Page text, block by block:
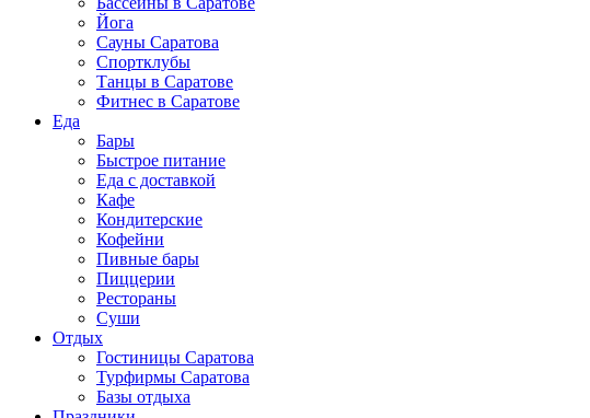
Йога
Сауны Саратова
Спортклубы
Танцы в Саратове
Фитнес в Саратове
Еда
Бары
Быстрое питание
Еда с доставкой
Кафе
Кондитерские
Кофейни
Пивные бары
Пиццерии
Рестораны
Суши
Отдых
Гостиницы Саратова
Турфирмы Саратова
Базы отдыха